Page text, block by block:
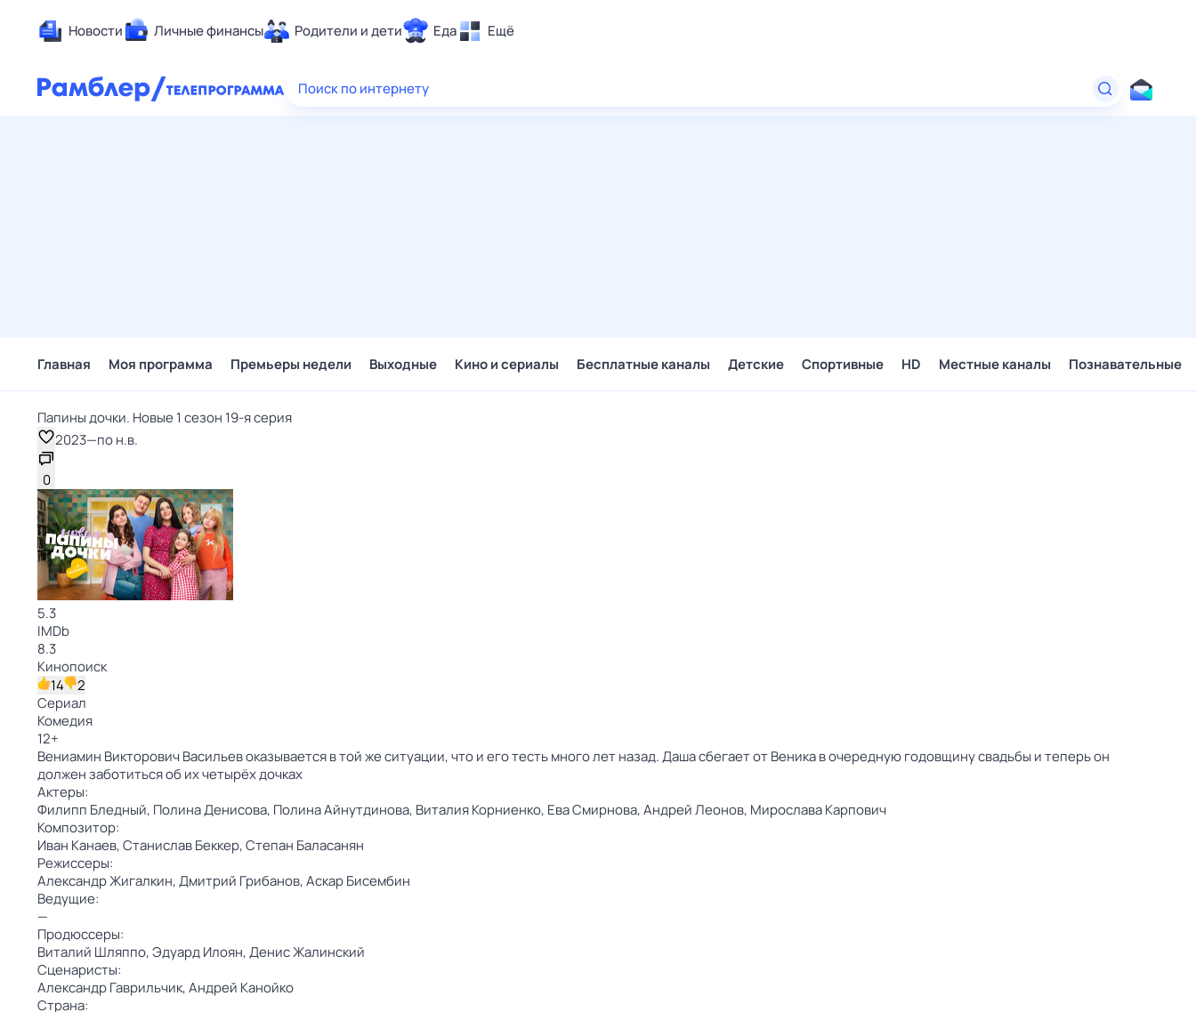
Новости Личные финансы Родители и дети Еда Ещё
Здоровье
Поиск по интернету
Главная Моя программа Премьеры недели Выходные Кино и сериалы Бесплатные каналы Детские Спортивные HD Местные каналы Познавательные
Папины дочки. Новые 1 сезон 19-я серия
2023—по н.в.
0
5.3
IMDb
8.3
Кинопоиск
14
2
Сериал
Комедия
12+
Вениамин Викторович Васильев оказывается в той же ситуации, что и его тесть много лет назад. Даша сбегает от Веника в очередную годовщину свадьбы и теперь он
должен заботиться об их четырёх дочках
Актеры:
Филипп Бледный, Полина Денисова, Полина Айнутдинова, Виталия Корниенко, Ева Смирнова,Андрей Леонов, Мирослава Карпович
Композитор:
Иван Канаев,Станислав Беккер,Степан Баласанян
Режиссеры:
Александр Жигалкин,Дмитрий Грибанов,Аскар Бисембин
Ведущие:
—
Продюссеры:
Виталий Шляппо,Эдуард Илоян,Денис Жалинский
Сценаристы:
Александр Гаврильчик,Андрей Канойко
Страна: